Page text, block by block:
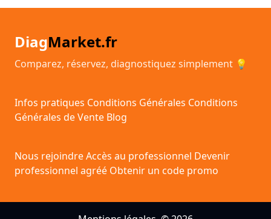
DiagMarket.fr
Comparez, réservez, diagnostiquez simplement 💡
Infos pratiques Conditions Générales Conditions
Générales de Vente Blog
Nous rejoindreAccès au professionnel Devenir
professionnel agréé Obtenir un code promo